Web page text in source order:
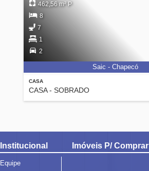
CASA
CASA - SOBRADO
462,56 m² P
8
7
1
2
Saic - Chapecó
Institucional
Equipe
Imóveis P/ Comprar